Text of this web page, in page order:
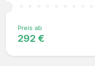
Preis ab
292 €